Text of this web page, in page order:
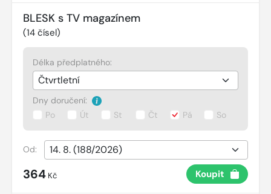
BLESK s TV magazínem
(14 čísel)
Délka předplatného:
Dny doručení:
Po
Út St Čt Pá So
Od:
364 Kč Koupit